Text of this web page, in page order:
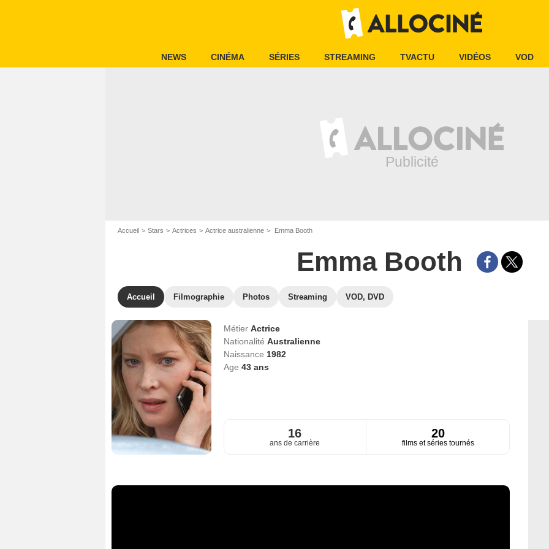
NEWS CINÉMA SÉRIES STREAMING TVACTU VIDÉOS VOD
Accueil Stars Actrices Actrice australienne Emma Booth
Emma Booth
Accueil Filmographie Photos Streaming VOD, DVD
Métier Actrice
Nationalité Australienne
Naissance 1982
Age 43ans
16
ans de carrière
20
films et séries tournés